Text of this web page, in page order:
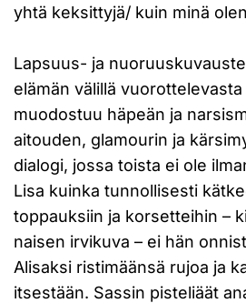
yhtä keksittyjä/ kuin minä
Lapsuus- ja
elämän välillä
muodostuu häpeän ja
aitouden, glamourin ja
dialogi, jossa toista ei ole
Lisa kuinka tunnollisesti
toppauksiin ja korsetteihin –
naisen irvikuva – ei hän
Alisaksi ristimäänsä rujoa ja
itsestään. Sassin pisteliäät